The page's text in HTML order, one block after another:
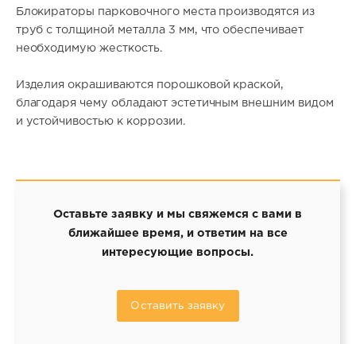
Блокираторы парковочного места производятся из
труб с толщиной металла 3 мм, что обеспечивает
необходимую жесткость.
Изделия окрашиваются порошковой краской,
благодаря чему обладают эстетичным внешним видом
и устойчивостью к коррозии.
Оставьте заявку и мы свяжемся с вами в
ближайшее время, и ответим на все
интересующие вопросы.
Оставить заявку